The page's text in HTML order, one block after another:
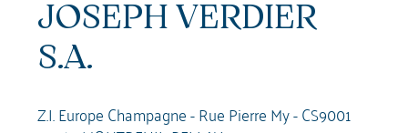
JOSEPH VERDIER
S.A.
Z.I. Europe Champagne - Rue Pierre My - CS9001